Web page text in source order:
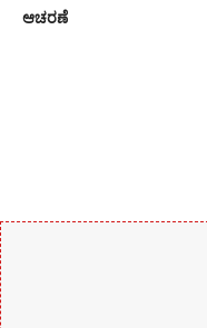
ಆಚರಣೆ